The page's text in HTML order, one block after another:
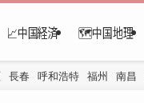
📈中国経済 🗺️中国地理
長春 呼和浩特 福州 南昌